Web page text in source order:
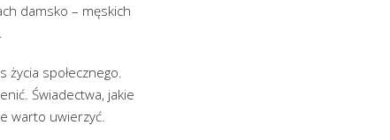
damsko – męskich
społecznego.
Świadectwa, jakie
warto uwierzyć.